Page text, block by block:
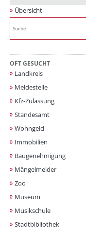
Übersicht
OFT GESUCHT
Landkreis
Meldestelle
Kfz-Zulassung
Standesamt
Wohngeld
Immobilien
Baugenehmigung
Mängelmelder
Zoo
Museum
Musikschule
Stadtbibliothek